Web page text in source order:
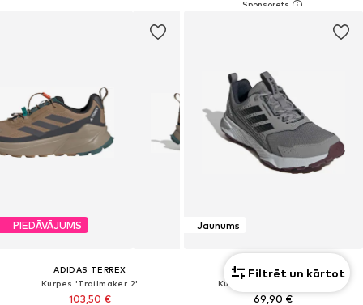
PIEDĀVĀJUMS
ADIDAS TERREX
Kurpes 'Trailmaker 2'
103,50 €
Jaunums
ADIDAS TERREX
Kurpes 'TRACEFINDER 2'
69,90 €
Filtrēt un kārtot